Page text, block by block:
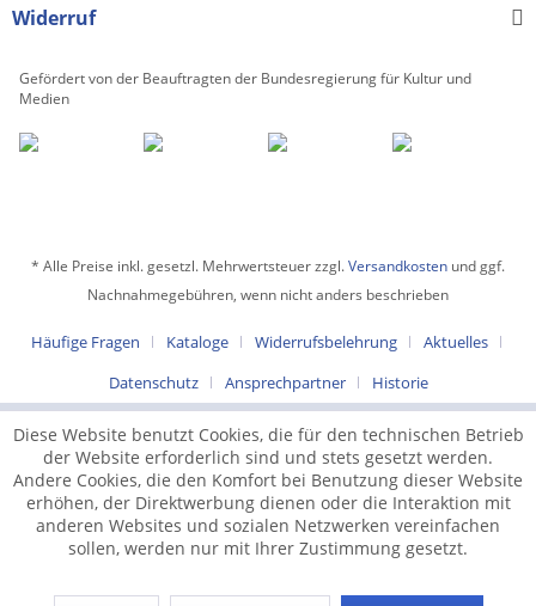
Widerruf
Gefördert von der Beauftragten der Bundesregierung für Kultur und
Medien
* Alle Preise inkl. gesetzl. Mehrwertsteuer zzgl.Versandkosten und ggf.
Nachnahmegebühren, wenn nicht anders beschrieben
Häufige Fragen Kataloge Widerrufsbelehrung
Aktuelles
Datenschutz
Ansprechpartner Historie
Diese Website benutzt Cookies, die für den technischen Betrieb
der Website erforderlich sind und stets gesetzt werden.
Andere Cookies, die den Komfort bei Benutzung dieser Website
erhöhen, der Direktwerbung dienen oder die Interaktion mit
anderen Websites und sozialen Netzwerken vereinfachen
sollen, werden nur mit Ihrer Zustimmung gesetzt.